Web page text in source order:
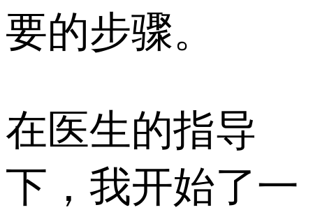
要的步骤。
在医生的指导
下，我开始了一